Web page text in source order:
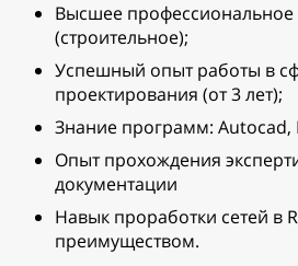
Высшее
(строительное);
Успешный опыт работы в
проектирования (от 3 лет);
Знание программ: Autocad,
Опыт прохождения
документации
Навык проработки сетей в
преимуществом.